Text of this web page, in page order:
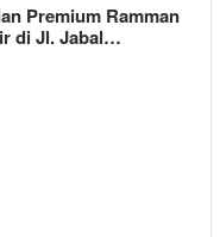
Premium Ramman
di Jl. Jabal…